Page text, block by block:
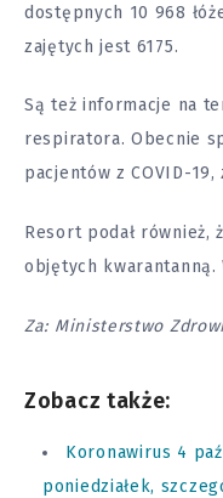
dostępnych 10 968
zajętych jest 6175.
Są też informacje na
respiratora. Obecnie
pacjentów z COVID-
Resort podał również,
objętych kwarantanną.
Za: Ministerstwo
Zobacz także:
Koronawirus 4
poniedziałek,